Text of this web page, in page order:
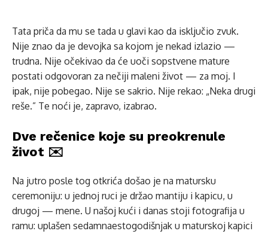
Tata priča da mu se tada u glavi kao da isključio zvuk.
Nije znao da je devojka sa kojom je nekad izlazio —
trudna. Nije očekivao da će uoči sopstvene mature
postati odgovoran za nečiji maleni život — za moj. I
ipak, nije pobegao. Nije se sakrio. Nije rekao: „Neka drugi
reše.” Te noći je, zapravo, izabrao.
Dve rečenice koje su preokrenule
život ✉️
Na jutro posle tog otkrića došao je na matursku
ceremoniju: u jednoj ruci je držao mantiju i kapicu, u
drugoj — mene. U našoj kući i danas stoji fotografija u
ramu: uplašen sedamnaestogodišnjak u maturskoj kapici